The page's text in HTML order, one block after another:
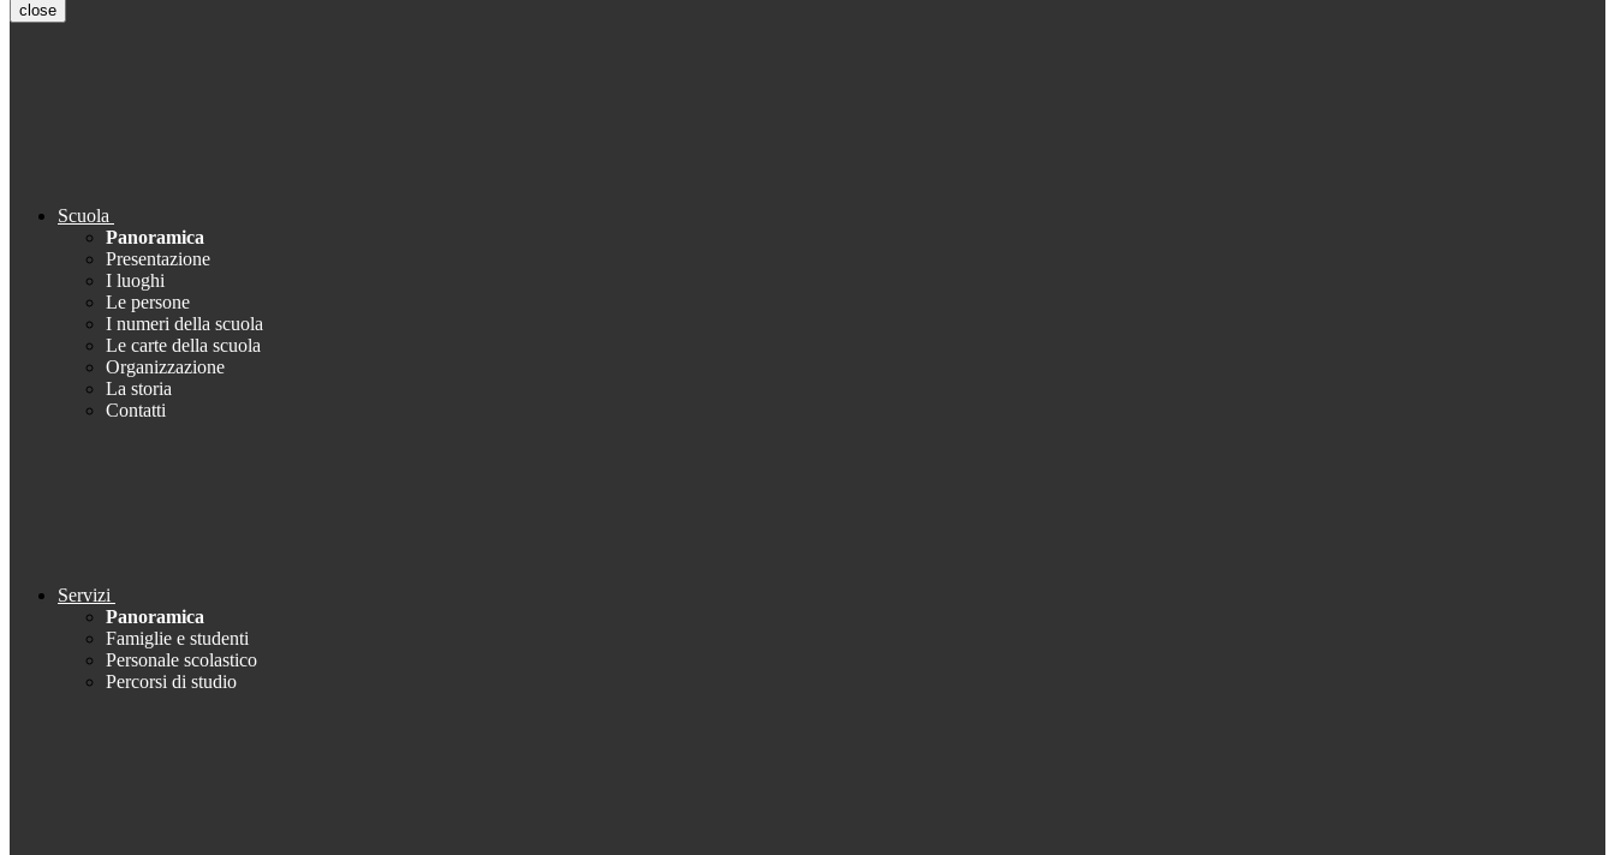
close
Scuola
Panoramica
Presentazione
I luoghi
Le persone
I numeri della scuola
Le carte della scuola
Organizzazione
La storia
Contatti
Servizi
Panoramica
Famiglie e studenti
Personale scolastico
Percorsi di studio